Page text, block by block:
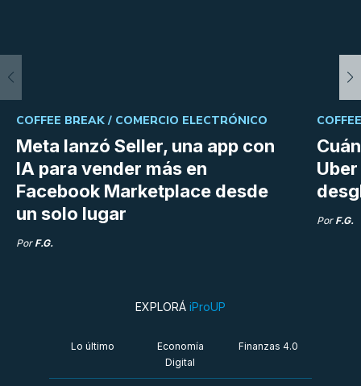
Meta lanzó Seller, una app con
IA para vender más en
Facebook Marketplace desde
un solo lugar
COFFEE BREAK / COMERCIO ELECTRÓNICO
Por F.G.
Por F.G.
EXPLORÁ iProUP
Lo último
Economía
Digital
Finanzas 4.0